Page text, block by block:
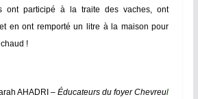
ont participé à la traite des vaches, ont
en ont remporté un litre à la maison pour
!
AHADRI –Éducateurs du foyer Chevreul